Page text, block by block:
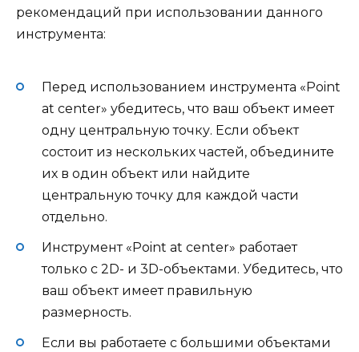
рекомендаций при использовании данного
инструмента:
Перед использованием инструмента «Point
at center» убедитесь, что ваш объект имеет
одну центральную точку. Если объект
состоит из нескольких частей, объедините
их в один объект или найдите
центральную точку для каждой части
отдельно.
Инструмент «Point at center» работает
только с 2D- и 3D-объектами. Убедитесь, что
ваш объект имеет правильную
размерность.
Если вы работаете с большими объектами